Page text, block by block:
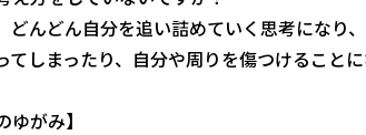
んどん自分を追い詰めていく思考になり、
しまったり、自分や周りを傷つけることに
がみ】